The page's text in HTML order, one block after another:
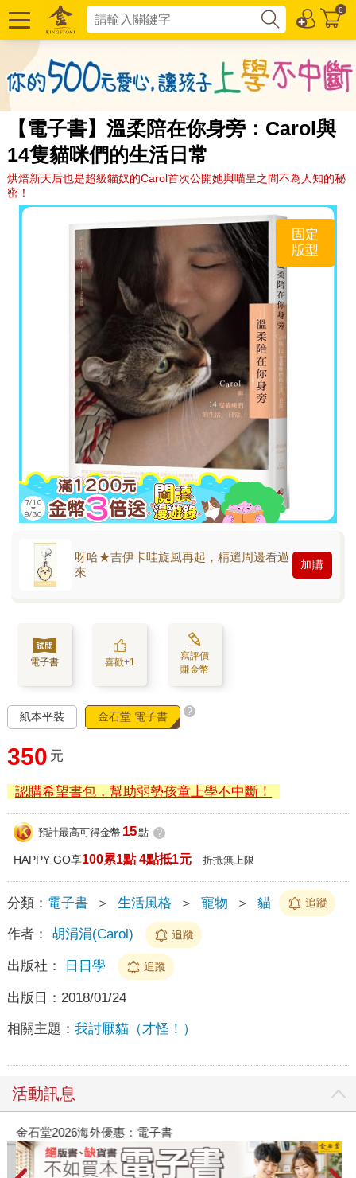
0
【電子書】溫柔陪在你身旁：Carol與
14隻貓咪們的生活日常
烘焙新天后也是超級貓奴的Carol首次公開她與喵皇之間不為人知的秘
密！
固定
版型
呀哈★吉伊卡哇旋風再起，精選周邊看過
來
加購
電子書 喜歡+1
寫評價
賺金幣
紙本平裝 金石堂 電子書 ?
350 元
認購希望書包，幫助弱勢孩童上學不中斷！
預計最高可得金幣 15點 ?
HAPPY GO享100累1點 4點抵1元 折抵無上限
分類： 電子書 ＞ 生活風格 ＞ 寵物 ＞ 貓 追蹤
作者： 胡涓涓(Carol) 追蹤
出版社： 日日學 追蹤
出版日： 2018/01/24
相關主題： 我討厭貓（才怪！）
活動訊息
金石堂2026海外優惠：電子書